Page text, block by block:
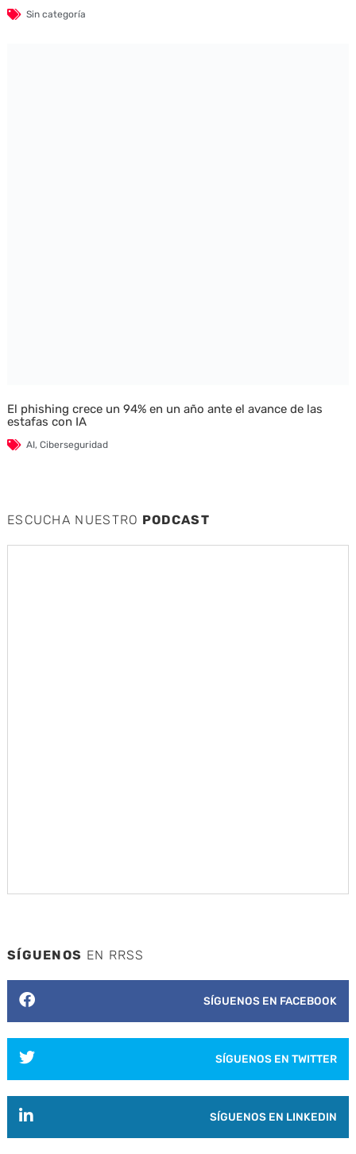
Sin categoría
El phishing crece un 94% en un año ante el avance de las
estafas con IA
AI, Ciberseguridad
ESCUCHA NUESTRO PODCAST
SÍGUENOS EN RRSS
SÍGUENOS EN FACEBOOK
SÍGUENOS EN TWITTER
SÍGUENOS EN LINKEDIN